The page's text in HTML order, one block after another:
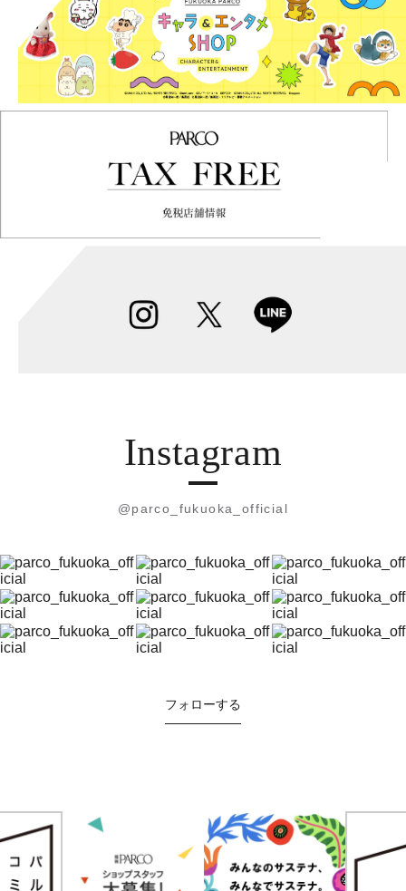
Instagram
@parco_fukuoka_official
フォローする